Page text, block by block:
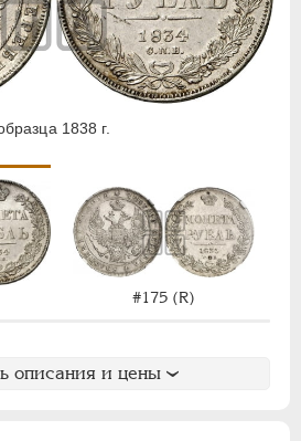
1838 г.
#175 (R)
описания и цены